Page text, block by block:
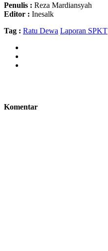
Penulis : Reza Mardiansyah
Editor : Inesalk
Tag : Ratu Dewa Laporan SPKT
Komentar